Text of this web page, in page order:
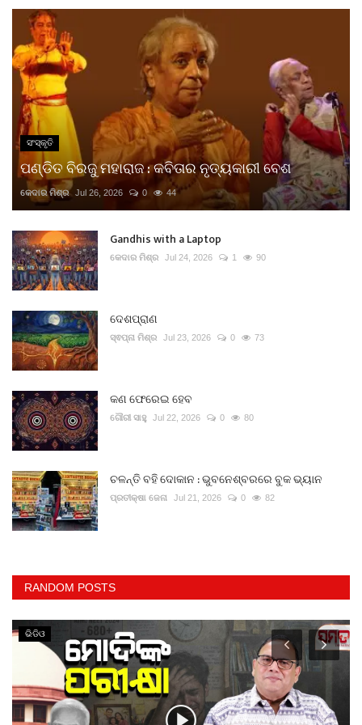
ସଂସ୍କୃତି
ପଣ୍ଡିତ ବିରଜୁ ମହାରାଜ : କବିତାର ନୃତ୍ୟକାରୀ ବେଶ
କେଦାର ମିଶ୍ର Jul 26, 2026 0 44
Gandhis with a Laptop
କେଦାର ମିଶ୍ର Jul 24, 2026 1 90
ଦେଶପ୍ରାଣ
ସ୍ଵପ୍ନା ମିଶ୍ର Jul 23, 2026 0 73
କଣ ଫେରେଇ ହେବ
ଗୌରୀ ସାହୁ Jul 22, 2026 0 80
ଚଳନ୍ତି ବହି ଦୋକାନ : ଭୁବନେଶ୍ବରରେ ବୁକ ଭ୍ୟାନ
ପ୍ରତୀକ୍ଷା ଜେନା Jul 21, 2026 0 82
RANDOM POSTS
ଭିଡିଓ